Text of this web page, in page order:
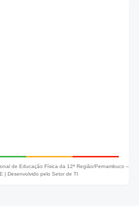
de Educação Física da 12ª Região/Pernambuco –
| Desenvolvido pelo Setor de TI